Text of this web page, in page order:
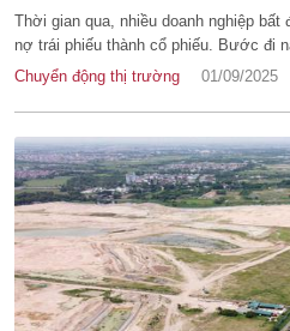
Thời gian qua, nhiều doanh nghiệp bất
nợ trái phiếu thành cổ phiếu. Bước đi
cấu trúc tài chính nhưng cũng phơi
Chuyển động thị trường 01/09/2025